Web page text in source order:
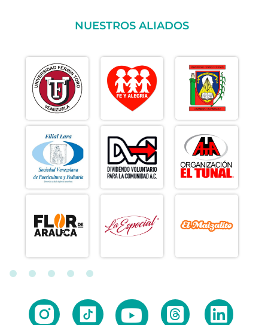
NUESTROS ALIADOS